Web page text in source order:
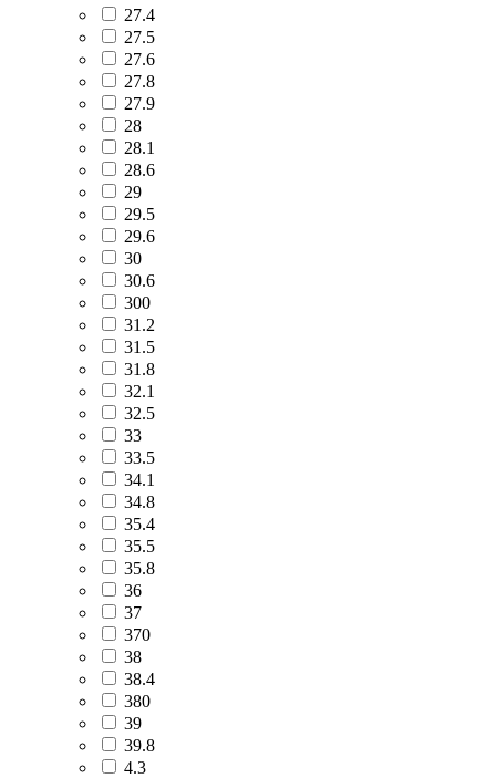
27.4
27.5
27.6
27.8
27.9
28
28.1
28.6
29
29.5
29.6
30
30.6
300
31.2
31.5
31.8
32.1
32.5
33
33.5
34.1
34.8
35.4
35.5
35.8
36
37
370
38
38.4
380
39
39.8
4.3